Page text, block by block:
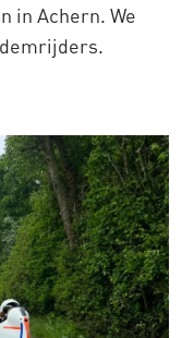
in Achern. We